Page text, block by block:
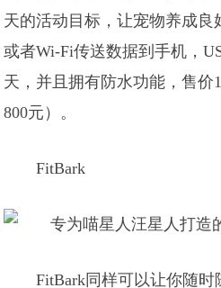
天的活动目标，让宠物养成
或者Wi-Fi传送数据到手机，
天，并且拥有防水功能，售价
800元）。
FitBark
FitBark同样可以让你随